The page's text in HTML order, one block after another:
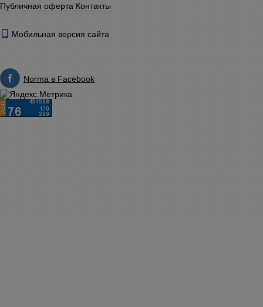
Публичная оферта Контакты
Мобильная версия сайта
Norma в Facebook